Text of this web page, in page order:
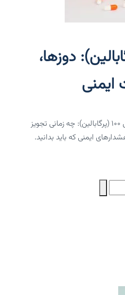
۱۰۰ (پرگابالین): دوزها،
ایمنی
اطلاعات کاربردی دربارهٔ گاباپرل 100 (پرگابالین): چه زمانی تجویز
ایمنی که باید بدانید.